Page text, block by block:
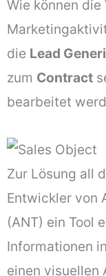
Wie können
die Lead
zum Contract
bearbeitet
Zur Lösung all
Entwickler von
(ANT) ein Tool
Informationen
einen visuellen